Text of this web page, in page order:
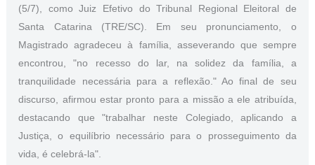
(5/7), como Juiz Efetivo do Tribunal Regional Eleitoral de
Santa Catarina (TRE/SC). Em seu pronunciamento, o
Magistrado agradeceu à família, asseverando que sempre
encontrou, "no recesso do lar, na solidez da família, a
tranquilidade necessária para a reflexão." Ao final de seu
discurso, afirmou estar pronto para a missão a ele atribuída,
destacando que "trabalhar neste Colegiado, aplicando a
Justiça, o equilíbrio necessário para o prosseguimento da
vida, é celebrá-la".